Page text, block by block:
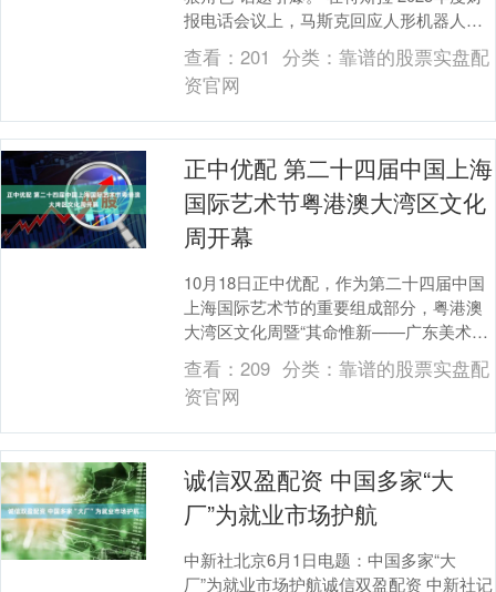
报电话会议上，马斯克回应人形机器人领
域竞争问题时直言，中国是特斯拉该领域
最大....
查看：201 分类： 靠谱的股票实盘配
资官网
正中优配 第二十四届中国上海
国际艺术节粤港澳大湾区文化
周开幕
10月18日正中优配，作为第二十四届中国
上海国际艺术节的重要组成部分，粤港澳
大湾区文化周暨“其命惟新——广东美术百
年大展”开幕式在上海美术馆（中华艺术
宫）举行。....
查看：209 分类： 靠谱的股票实盘配
资官网
诚信双盈配资 中国多家“大
厂”为就业市场护航
中新社北京6月1日电题：中国多家“大
厂”为就业市场护航诚信双盈配资 中新社记